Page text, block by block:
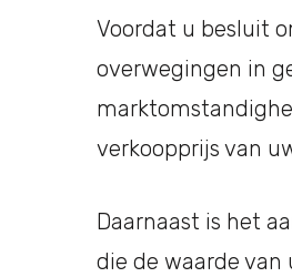
Voordat u besluit
overwegingen in
verkoopprijs van
Daarnaast is het
die de waarde van